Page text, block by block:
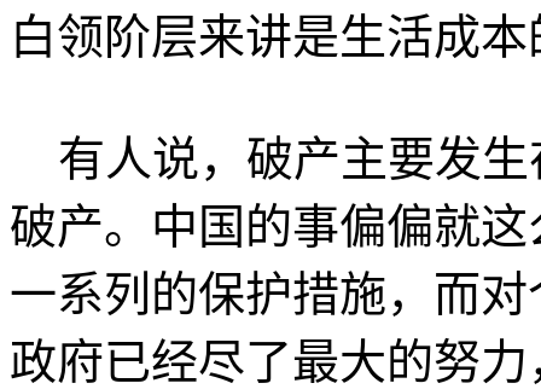
白领阶层来讲是生活成
有人说，破产主要发生
破产。中国的事偏偏就
一系列的保护措施，而
政府已经尽了最大的努力